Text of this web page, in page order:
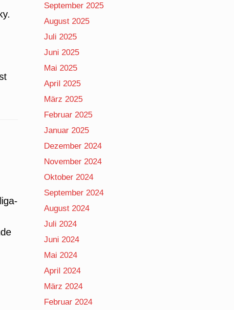
September 2025
August 2025
Juli 2025
Juni 2025
Mai 2025
April 2025
März 2025
Februar 2025
Januar 2025
Dezember 2024
November 2024
Oktober 2024
September 2024
August 2024
Juli 2024
Juni 2024
Mai 2024
April 2024
März 2024
Februar 2024